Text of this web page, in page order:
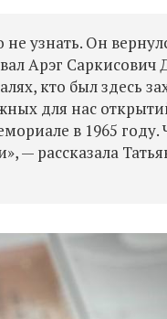
узнать. Он
Арэг Саркисович
кто был здесь
для нас
в 1965 году.
— рассказала